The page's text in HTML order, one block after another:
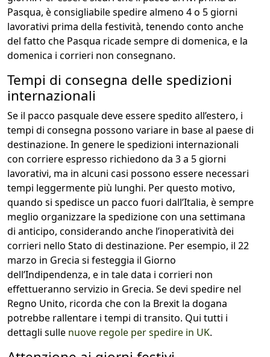
Pasqua, è consigliabile spedire almeno 4 o 5 giorni
lavorativi prima della festività, tenendo conto anche
del fatto che Pasqua ricade sempre di domenica, e la
domenica i corrieri non consegnano.
Tempi di consegna delle spedizioni
internazionali
Se il pacco pasquale deve essere spedito all’estero, i
tempi di consegna possono variare in base al paese di
destinazione. In genere le spedizioni internazionali
con corriere espresso richiedono da 3 a 5 giorni
lavorativi, ma in alcuni casi possono essere necessari
tempi leggermente più lunghi. Per questo motivo,
quando si spedisce un pacco fuori dall’Italia, è sempre
meglio organizzare la spedizione con una settimana
di anticipo, considerando anche l’inoperatività dei
corrieri nello Stato di destinazione. Per esempio, il 22
marzo in Grecia si festeggia il Giorno
dell’Indipendenza, e in tale data i corrieri non
effettueranno servizio in Grecia. Se devi spedire nel
Regno Unito, ricorda che con la Brexit la dogana
potrebbe rallentare i tempi di transito. Qui tutti i
dettagli sulle nuove regole per spedire in UK.